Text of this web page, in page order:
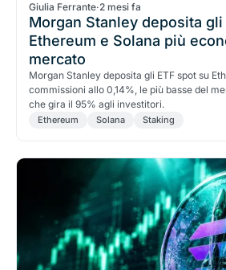
Giulia Ferrante·2 mesi fa
Morgan Stanley deposita gli
Ethereum e Solana più
mercato
Morgan Stanley deposita gli ETF spot su
commissioni allo 0,14%, le più basse del
che gira il 95% agli investitori.
Ethereum Solana Staking